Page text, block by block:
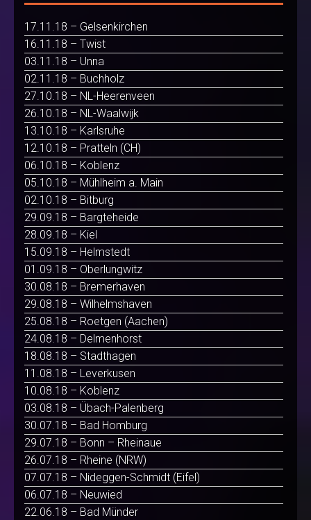
17.11.18 – Gelsenkirchen
16.11.18 – Twist
03.11.18 – Unna
02.11.18 – Buchholz
27.10.18 – NL-Heerenveen
26.10.18 – NL-Waalwijk
13.10.18 – Karlsruhe
12.10.18 – Pratteln (CH)
06.10.18 – Koblenz
05.10.18 – Mühlheim a. Main
02.10.18 – Bitburg
29.09.18 – Bargteheide
28.09.18 – Kiel
15.09.18 – Helmstedt
01.09.18 – Oberlungwitz
30.08.18 – Bremerhaven
29.08.18 – Wilhelmshaven
25.08.18 – Roetgen (Aachen)
24.08.18 – Delmenhorst
18.08.18 – Stadthagen
11.08.18 – Leverkusen
10.08.18 – Koblenz
03.08.18 – Übach-Palenberg
30.07.18 – Bad Homburg
29.07.18 – Bonn – Rheinaue
26.07.18 – Rheine (NRW)
07.07.18 – Nideggen-Schmidt (Eifel)
06.07.18 – Neuwied
22.06.18 – Bad Münder